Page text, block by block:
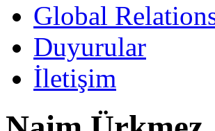
Global
Duyurular
İletişim